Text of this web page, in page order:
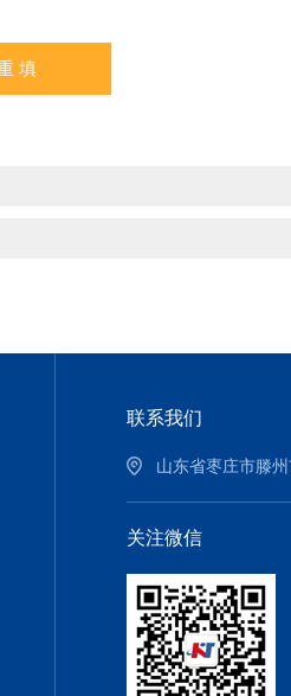
联系我们
山东省枣庄市滕
关注微信